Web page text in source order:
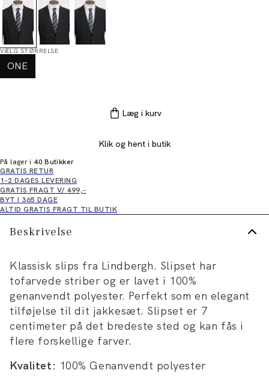
VÆLG STØRRELSE
ONE
Læg i kurv
Klik og hent i butik
På lager i 40 Butikker
GRATIS RETUR
1-2 DAGES LEVERING
GRATIS FRAGT V/ 499,-
BYT I 365 DAGE
ALTID GRATIS FRAGT TIL BUTIK
Beskrivelse
Klassisk slips fra Lindbergh. Slipset har
tofarvede striber og er lavet i 100%
genanvendt polyester. Perfekt som en elegant
tilføjelse til dit jakkesæt. Slipset er 7
centimeter på det bredeste sted og kan fås i
flere forskellige farver.
Kvalitet: 100% Genanvendt polyester